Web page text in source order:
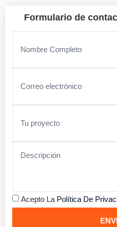
Formulario de
Acepto La Política De